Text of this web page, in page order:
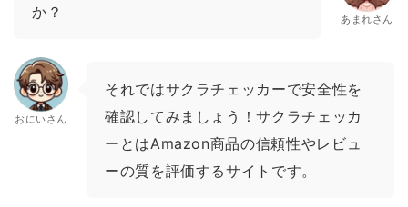
か？
あまれさん
おにいさん
それではサクラチェッカーで安全性を
確認してみましょう！サクラチェッカ
ーとはAmazon商品の信頼性やレビュ
ーの質を評価するサイトです。